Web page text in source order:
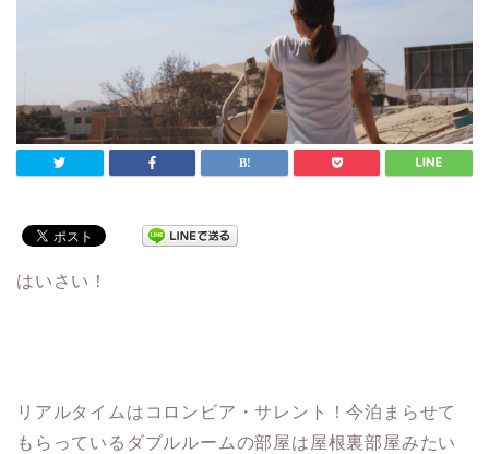
はいさい！
リアルタイムはコロンビア・サレント！今泊まらせて
もらっているダブルルームの部屋は屋根裏部屋みたい